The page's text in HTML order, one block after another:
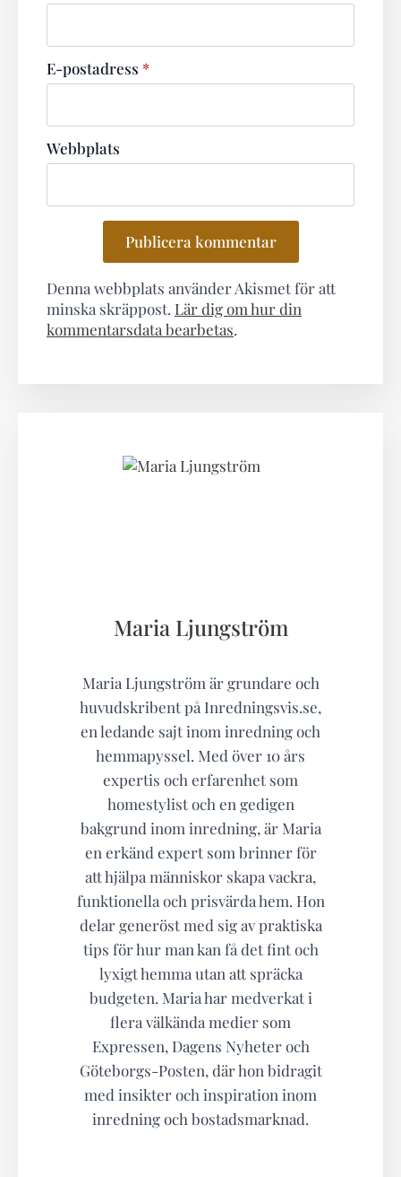
E-postadress *
Webbplats
Denna webbplats använder Akismet för att
minska skräppost. Lär dig om hur din
kommentarsdata bearbetas.
Maria Ljungström
Maria Ljungström är grundare och
huvudskribent på Inredningsvis.se,
en ledande sajt inom inredning och
hemmapyssel. Med över 10 års
expertis och erfarenhet som
homestylist och en gedigen
bakgrund inom inredning, är Maria
en erkänd expert som brinner för
att hjälpa människor skapa vackra,
funktionella och prisvärda hem. Hon
delar generöst med sig av praktiska
tips för hur man kan få det fint och
lyxigt hemma utan att spräcka
budgeten. Maria har medverkat i
flera välkända medier som
Expressen, Dagens Nyheter och
Göteborgs-Posten, där hon bidragit
med insikter och inspiration inom
inredning och bostadsmarknad.